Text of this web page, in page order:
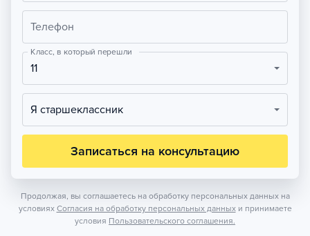
Телефон
Класс, в который перешли
11
Я старшеклассник
Записаться на консультацию
Продолжая, вы соглашаетесь на обработку персональных данных на
условиях Согласия на обработку персональных данных и принимаете
условия Пользовательского соглашения.